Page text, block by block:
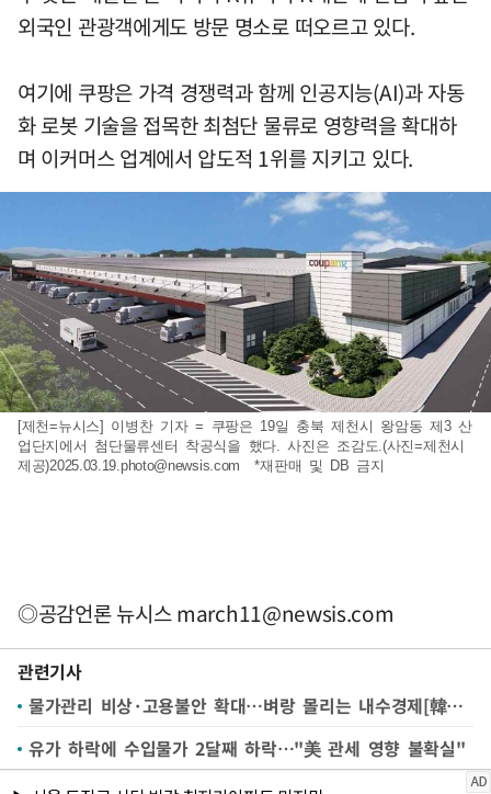
외국인 관광객에게도 방문 명소로 떠오르고 있다.
여기에 쿠팡은 가격 경쟁력과 함께 인공지능(AI)과 자동
화 로봇 기술을 접목한 최첨단 물류로 영향력을 확대하
며 이커머스 업계에서 압도적 1위를 지키고 있다.
[제천=뉴시스] 이병찬 기자 = 쿠팡은 19일 충북 제천시 왕암동 제3 산
업단지에서 첨단물류센터 착공식을 했다. 사진은 조감도.(사진=제천시
제공)2025.03.19.photo@newsis.com *재판매 및 DB 금지
◎공감언론 뉴시스march11@newsis.com
관련기사
물가관리 비상·고용불안 확대…벼랑 몰리는 내수경제[韓경제 외줄타기③]
유가 하락에 수입물가 2달째 하락…"美 관세 영향 불확실"